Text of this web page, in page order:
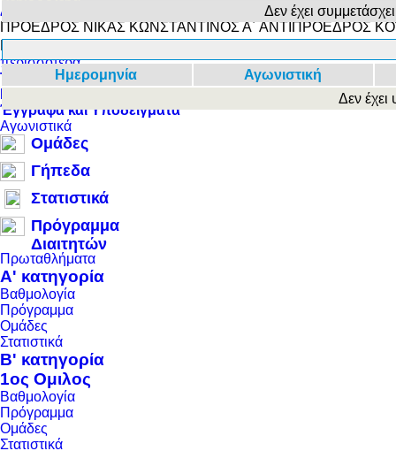
Διοικητικό Συμβούλιο
ΠΡΟΕΔΡΟΣ ΝΙΚΑΣ ΚΩΝΣΤΑΝΤΙΝΟΣ Α΄ ΑΝΤΙΠΡΟΕΔΡΟΣ
περισσότερα
Το προσωπικό μας
Έγγραφα και Υποδείγματα
Αγωνιστικά
Ομάδες
Γήπεδα
Στατιστικά
Πρόγραμμα
Διαιτητών
Πρωταθλήματα
Α' κατηγορία
Βαθμολογία
Πρόγραμμα
Ομάδες
Στατιστικά
Β' κατηγορία
1ος Ομιλος
Βαθμολογία
Πρόγραμμα
Ομάδες
Στατιστικά
Δεν έχει
Ημερομηνία
Αγωνιστική
Δεν έχει